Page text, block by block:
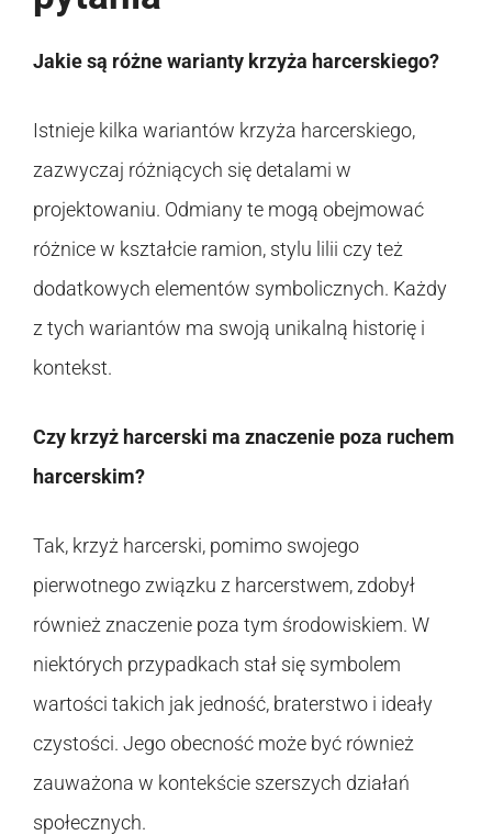
Jakie są różne warianty krzyża harcerskiego?
Istnieje kilka wariantów krzyża harcerskiego,
zazwyczaj różniących się detalami w
projektowaniu. Odmiany te mogą obejmować
różnice w kształcie ramion, stylu lilii czy też
dodatkowych elementów symbolicznych. Każdy
z tych wariantów ma swoją unikalną historię i
kontekst.
Czy krzyż harcerski ma znaczenie poza ruchem
harcerskim?
Tak, krzyż harcerski, pomimo swojego
pierwotnego związku z harcerstwem, zdobył
również znaczenie poza tym środowiskiem. W
niektórych przypadkach stał się symbolem
wartości takich jak jedność, braterstwo i ideały
czystości. Jego obecność może być również
zauważona w kontekście szerszych działań
społecznych.